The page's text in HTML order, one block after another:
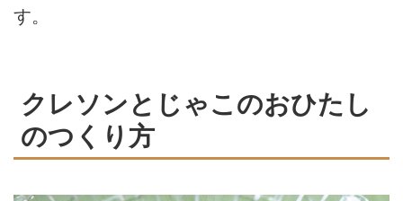
す。
クレソンとじゃこのおひたし
のつくり方